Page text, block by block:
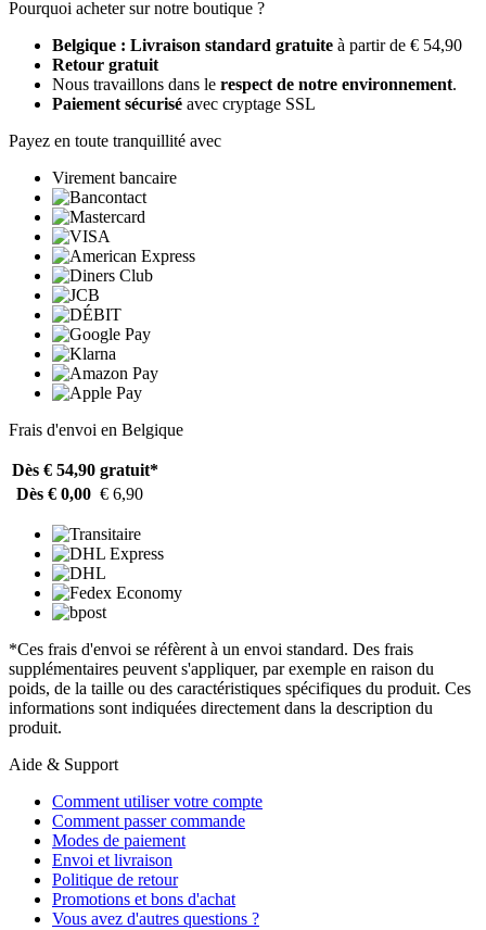
Pourquoi acheter sur notre boutique ?
Belgique : Livraison standard gratuite à partir de € 54,90
Retour gratuit
Nous travaillons dans le respect de notre environnement.
Paiement sécurisé avec cryptage SSL
Payez en toute tranquillité avec
Virement bancaire
Frais d'envoi en Belgique
Dès € 54,90 gratuit*
Dès € 0,00 € 6,90
*Ces frais d'envoi se réfèrent à un envoi standard. Des frais
supplémentaires peuvent s'appliquer, par exemple en raison du
poids, de la taille ou des caractéristiques spécifiques du produit. Ces
informations sont indiquées directement dans la description du
produit.
Aide & Support
Comment utiliser votre compte
Comment passer commande
Modes de paiement
Envoi et livraison
Politique de retour
Promotions et bons d'achat
Vous avez d'autres questions ?